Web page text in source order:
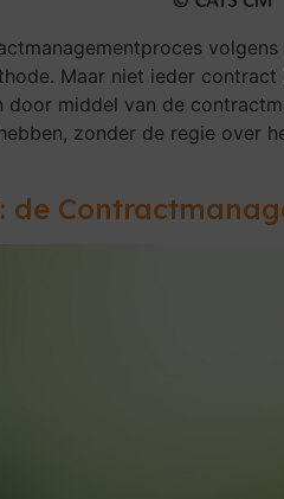
Maar niet ieder
middel van de
zonder de regie
de